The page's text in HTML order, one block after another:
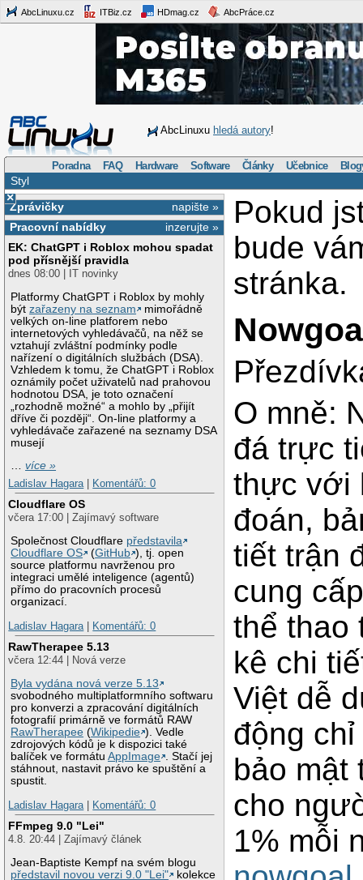
AbcLinuxu.cz ITBiz.cz HDmag.cz AbcPráce.cz
AbcLinuxu hledá autory!
Poradna FAQ Hardware Software Články Učebnice
Styl
×
napište »
Zprávičky
inzerujte »
Pracovní nabídky
EK: ChatGPT i Roblox mohou spadat
pod přísnější pravidla
dnes 08:00 | IT novinky
Platformy ChatGPT i Roblox by mohly
býtzařazeny na seznam
mimořádně
velkých on-line platforem nebo
internetových vyhledávačů, na něž se
vztahují zvláštní podmínky podle
nařízení o digitálních službách (DSA).
Vzhledem k tomu, že ChatGPT i Roblox
oznámily počet uživatelů nad prahovou
hodnotou DSA, je toto označení
„rozhodně možné“ a mohlo by „přijít
dříve či později“. On-line platformy a
vyhledávače zařazené na seznamy DSA
musejí
…více »
Ladislav Hagara
Komentářů: 0
Cloudflare OS
včera 17:00 | Zajímavý software
Společnost Cloudflare představila
Cloudflare OS
(GitHub ), tj. open
source platformu navrženou pro
integraci umělé inteligence (agentů)
přímo do pracovních procesů
organizací.
Ladislav Hagara
Komentářů: 0
RawTherapee 5.13
včera 12:44 | Nová verze
Byla vydána nová verze 5.13
svobodného multiplatformního softwaru
pro konverzi a zpracování digitálních
fotografií primárně ve formátů RAW
RawTherapee (Wikipedie ). Vedle
zdrojových kódů je k dispozici také
balíček ve formátuAppImage . Stačí jej
stáhnout, nastavit právo ke spuštění a
spustit.
Ladislav Hagara
Komentářů: 0
FFmpeg 9.0 "Lei"
4.8. 20:44 | Zajímavý článek
Jean-Baptiste Kempf na svém blogu
představil novou verzi 9.0 "Lei"
kolekce
Pokud
bude
stránka.
O mně:
đá trực
thực với
đoán,
tiết trận
cung
thể thao
kê chi
Việt dễ
động
bảo mật
cho
1% mỗi